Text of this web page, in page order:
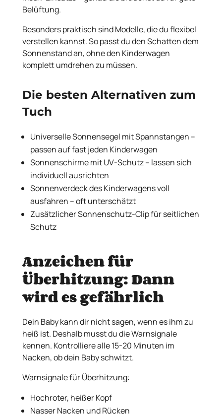
Belüftung.
Besonders praktisch sind Modelle, die du flexibel
verstellen kannst. So passt du den Schatten dem
Sonnenstand an, ohne den Kinderwagen
komplett umdrehen zu müssen.
Die besten Alternativen zum
Tuch
Universelle Sonnensegel mit Spannstangen –
passen auf fast jeden Kinderwagen
Sonnenschirme mit UV-Schutz – lassen sich
individuell ausrichten
Sonnenverdeck des Kinderwagens voll
ausfahren – oft unterschätzt
Zusätzlicher Sonnenschutz-Clip für seitlichen
Schutz
Anzeichen für
Überhitzung: Dann
wird es gefährlich
Dein Baby kann dir nicht sagen, wenn es ihm zu
heiß ist. Deshalb musst du die Warnsignale
kennen. Kontrolliere alle 15-20 Minuten im
Nacken, ob dein Baby schwitzt.
Warnsignale für Überhitzung:
Hochroter, heißer Kopf
Nasser Nacken und Rücken